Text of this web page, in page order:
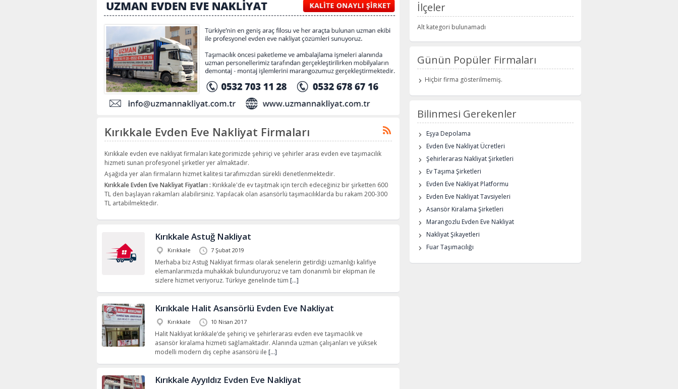
Kırıkkale Evden Eve Nakliyat Firmaları
Kırıkkale evden eve nakliyat firmaları kategorimizde şehiriçi ve şehirler arası evden eve taşımacılık
hizmeti sunan profesyonel şirketler yer almaktadır.
Aşağıda yer alan firmaların hizmet kalitesi tarafımızdan sürekli denetlenmektedir.
Kırıkkale Evden Eve Nakliyat Fiyatları : Kırıkkale'de ev taşıtmak için tercih edeceğiniz bir şirketten 600
TL den başlayan rakamları alabilirsiniz. Yapılacak olan asansörlü taşımacılıklarda bu rakam 200-300
TL artabilmektedir.
Kırıkkale Astuğ Nakliyat
Kırıkkale 7 Şubat 2019
Merhaba biz Astuğ Nakliyat firması olarak senelerin getirdiği uzmanlığı kalifiye
elemanlarımızda muhakkak bulunduruyoruz ve tam donanımlı bir ekipman ile
sizlere hizmet veriyoruz. Türkiye genelinde tüm […]
Kırıkkale Halit Asansörlü Evden Eve Nakliyat
Kırıkkale 10 Nisan 2017
Halit Nakliyat kırıkkale’de şehiriçi ve şehirlerarası evden eve taşımacılık ve
asansör kiralama hizmeti sağlamaktadır. Alanında uzman çalışanları ve yüksek
modelli modern dış cephe asansörü ile […]
Kırıkkale Ayyıldız Evden Eve Nakliyat
İlçeler
Alt kategori bulunamadı
Günün Popüler Firmaları
Hiçbir firma gösterilmemiş.
Bilinmesi Gerekenler
Eşya Depolama
Evden Eve Nakliyat Ücretleri
Şehirlerarası Nakliyat Şirketleri
Ev Taşıma Şirketleri
Evden Eve Nakliyat Platformu
Evden Eve Nakliyat Tavsiyeleri
Asansör Kiralama Şirketleri
Marangozlu Evden Eve Nakliyat
Nakliyat Şikayetleri
Fuar Taşımacılığı